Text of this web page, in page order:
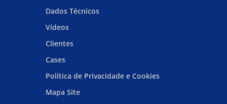
Dados Técnicos
Vídeos
Clientes
Cases
Política de Privacidade e Cookies
Mapa Site